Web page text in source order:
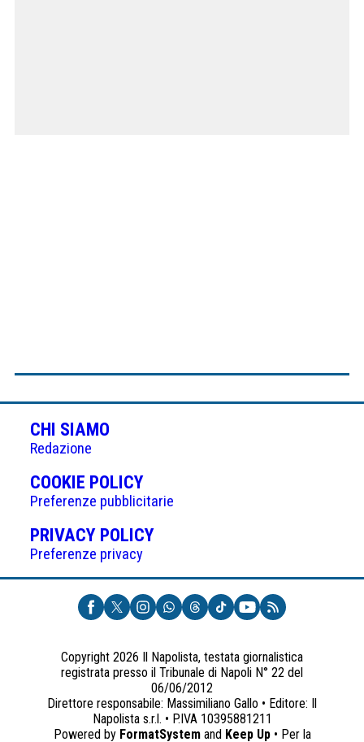
CHI SIAMO
Redazione
COOKIE POLICY(APRE
IN
UNA
NUOVA
Preferenze pubblicitarie
PRIVACY POLICY(APRE
UNA
NUOVA
SCHEDA)
Preferenze privacy
Copyright 2026 Il Napolista, testata giornalistica
registrata presso il Tribunale di Napoli N° 22 del
06/06/2012
Direttore responsabile: Massimiliano Gallo • Editore: Il
Napolista s.r.l. • P.IVA 10395881211
Powered by FormatSystemand Keep Up• Per la